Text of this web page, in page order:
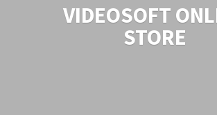
VIDEOSOFT
STORE